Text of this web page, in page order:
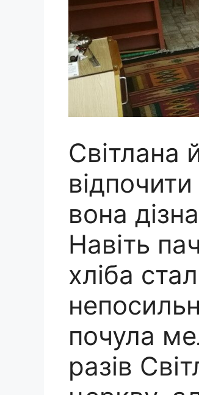
Світлана
вона
Навіть
хліба
почула
разів